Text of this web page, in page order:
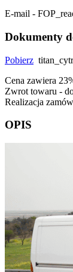
E-mail -
Dokumenty
Pobierz
Cena zawiera
Zwrot towaru -
Realizacja
OPIS